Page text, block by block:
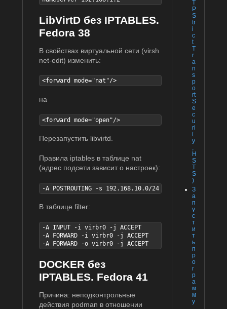
T
P
S
tr
i
c
t
T
r
a
n
s
p
o
rt
S
e
c
u
ri
t
y
H
S
T
S
)
З
а
п
у
с
т
и
т
ь
п
р
о
г
р
а
м
м
у
LibVirtD без IPTABLES.
Fedora 38
В свойствах виртуальной сети (virsh
net-edit) изменить:
<forward mode="nat"/>
на
<forward mode="open"/>
Перезапустить libvirtd.
Правила iptables в таблице nat
(адрес подсети зависит о настроек):
-A POSTROUTING -s 192.168.10.0/24 -j MASQUERADE
В таблице filter:
-A INPUT -i virbr0 -j ACCEPT
-A FORWARD -i virbr0 -j ACCEPT
-A FORWARD -o virbr0 -j ACCEPT
DOCKER без
IPTABLES. Fedora 41
Причина: неподконтрольные
действия podman в отношении